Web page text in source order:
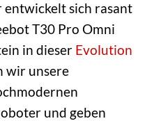
sich rasant
T30 Pro Omni
in dieser Evolution
wir unsere
und geben